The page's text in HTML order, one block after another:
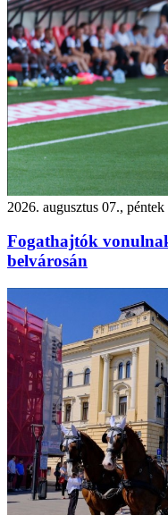
2026. augusztus 07., péntek
Fogathajtók
belvárosán